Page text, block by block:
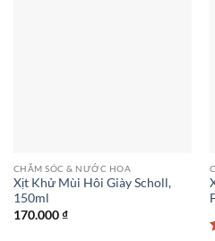
CHĂM SÓC & NƯỚC HOA
Xịt Khử Mùi Hôi Giày Scholl,
150ml
170.000₫